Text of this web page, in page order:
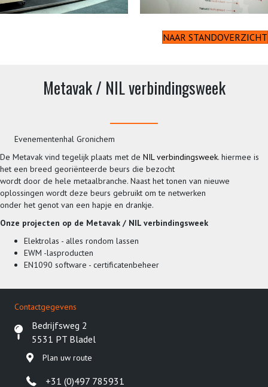
NAAR STANDOVERZICHT
Metavak / NIL verbindingsweek
Evenementenhal Gronichem
De Metavak vind tegelijk plaats met de NIL verbindingsweek. hiermee is
het een breed georiënteerde beurs die bezocht
wordt door de hele metaalbranche. Naast het tonen van nieuwe
oplossingen wordt deze beurs gebruikt om te netwerken
onder het genot van een hapje en drankje.
Onze projecten op de Metavak / NIL verbindingsweek
Elektrolas - alles rondom lassen
EWM -lasproducten
EN1090 software - certificatenbeheer
Contactgegevens
Bedrijfsweg 2
5531 PT Bladel
Plan uw route
+31 (0)497 785931